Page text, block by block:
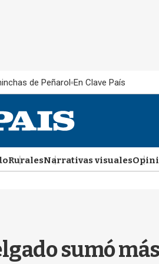
de Peñarol En Clave País
RuralesNarrativas visuales
sumó